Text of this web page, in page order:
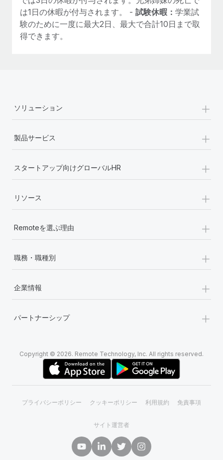
は1日の休暇が付与されます。 - 試験休暇： 学業試
験のために一度に最大2日、最大で合計10日まで取
得できます。
ソリューション +
製品サービス +
スタートアップ向けグローバルHR +
リソース +
Remoteを選ぶ理由 +
職務・職種別 +
企業情報 +
パートナーシップ +
Copyright © 2026. Remote Technology, Inc. All rights reserved.
プライバシーポリシー クッキーポリシー 利用規約 免責事項
サイト運営者